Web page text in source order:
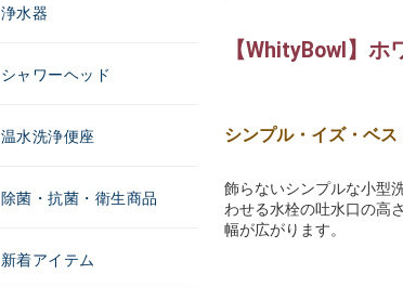
浄水器
シャワーヘッド
温水洗浄便座
除菌・抗菌・衛生商品
新着アイテム
【WhityBowl】
シンプル・イズ・ベス
飾らないシンプルな小型
わせる水栓の吐水口の高
幅が広がります。